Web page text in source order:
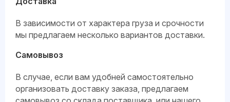
В зависимости от характера груза и срочности
мы предлагаем несколько вариантов доставки.
Самовывоз
В случае, если вам удобней самостоятельно
организовать доставку заказа, предлагаем